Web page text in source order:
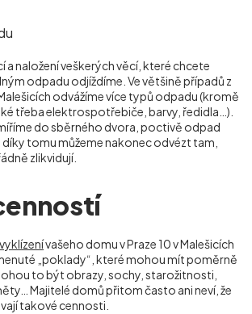
a naložení veškerých věcí, které chcete
odpadu odjíždíme. Ve většině případů z
odvážíme více typů odpadu (kromě
třeba elektrospotřebiče, barvy, ředidla…).
do sběrného dvora, poctivě odpad
tomu můžeme nakonec odvézt tam,
zlikvidují.
vyklízenívašeho domu v Praze 10 v Malešicích
„poklady“, které mohou mít poměrně
to být obrazy, sochy, starožitnosti,
Majitelé domů přitom často ani neví, že
takové cennosti.